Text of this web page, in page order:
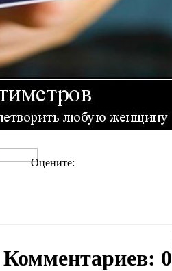
Оцените:
Комментариев: 0